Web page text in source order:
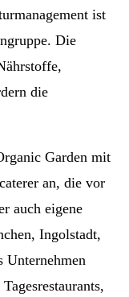
ist
Die
die
Garden mit
an, die vor
auch eigene
Ingolstadt,
Unternehmen